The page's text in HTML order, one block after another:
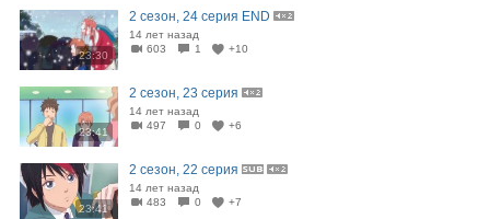
23:30
2 сезон, 24 серия END
14 лет назад
603
1 +10
23:41
2 сезон, 23 серия
14 лет назад
497
0 +6
23:41
2 сезон, 22 серия
14 лет назад
483
0 +7